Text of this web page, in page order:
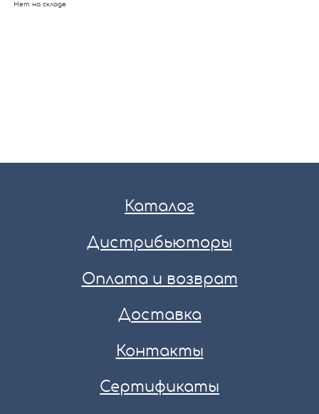
Нет на складе
Каталог
Дистрибьюторы
Оплата и возврат
Доставка
Контакты
Сертификаты